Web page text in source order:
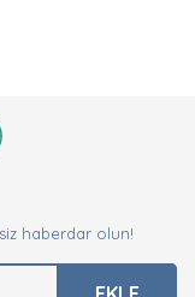
haberdar olun!